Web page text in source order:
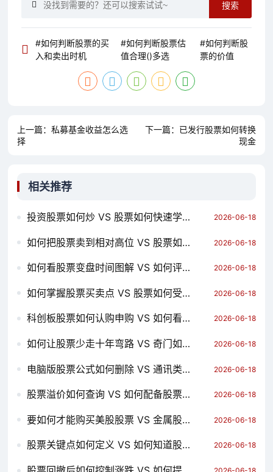
搜索
#如何判断股票的买
入和卖出时机
#如何判断股票估
值合理()多选
#如何判断股
票的价值
上一篇： 私募基金收益怎么选
择
下一篇： 已发行股票如何转换
现金
相关推荐
投资股票如何炒 VS 股票如何快速学会 哪个对你更有用？ 2026-06-18
如何把股票卖到相对高位 VS 股票如何投资大小单位 哪个对你更有用？ 2026-06-18
如何看股票变盘时间图解 VS 如何评价马云的股票价格 哪个对你更有用？ 2026-06-18
如何掌握股票买卖点 VS 股票如何受贿 哪个对你更有用？ 2026-06-18
科创板股票如何认购申购 VS 如何看股票昨天价格走势 哪个对你更有用？ 2026-06-18
如何让股票少走十年弯路 VS 奇门如何预测股票 哪个对你更有用？ 2026-06-18
电脑版股票公式如何删除 VS 通讯类股票如何买 哪个对你更有用？ 2026-06-18
股票溢价如何查询 VS 如何配备股票资产管理人 哪个对你更有用？ 2026-06-18
要如何才能购买美股股票 VS 金属股票有哪些如何买卖 哪个对你更有用？ 2026-06-18
股票关键点如何定义 VS 如何知道股票里有几个人 哪个对你更有用？ 2026-06-18